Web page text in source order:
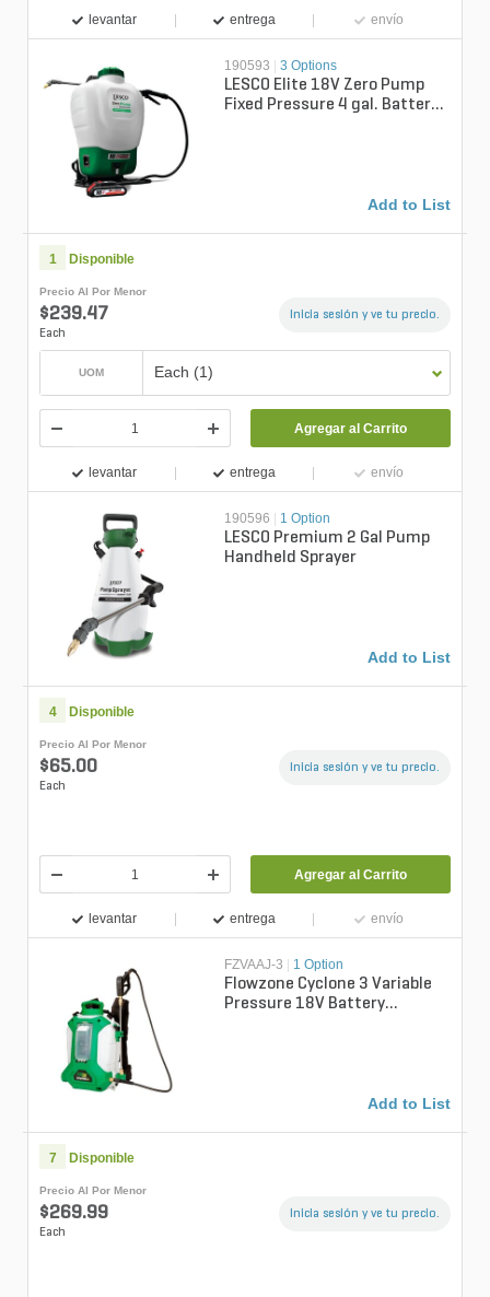
levantar entrega envío
190593 | 3 Options
LESCO Elite 18V Zero Pump
Fixed Pressure 4 gal. Battery
Add to List
1 Disponible
Precio Al Por Menor
$239.47
Each
Inicia sesión y ve tu precio.
UOM Each (1)
Agregar al Carrito
levantar entrega envío
190596 | 1 Option
LESCO Premium 2 Gal Pump
Handheld Sprayer
Add to List
4 Disponible
Precio Al Por Menor
$65.00
Each
Inicia sesión y ve tu precio.
Agregar al Carrito
levantar entrega envío
FZVAAJ-3 | 1 Option
Flowzone Cyclone 3 Variable
Pressure 18V Battery
Add to List
7 Disponible
Precio Al Por Menor
$269.99
Each
Inicia sesión y ve tu precio.